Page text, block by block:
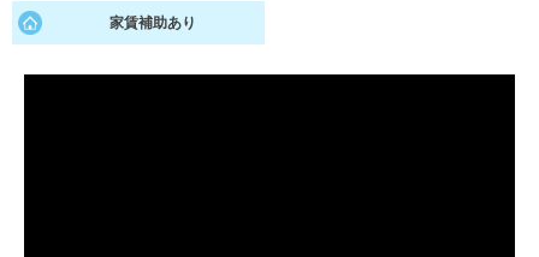
就活ノウハウが満載！
家賃補助あり